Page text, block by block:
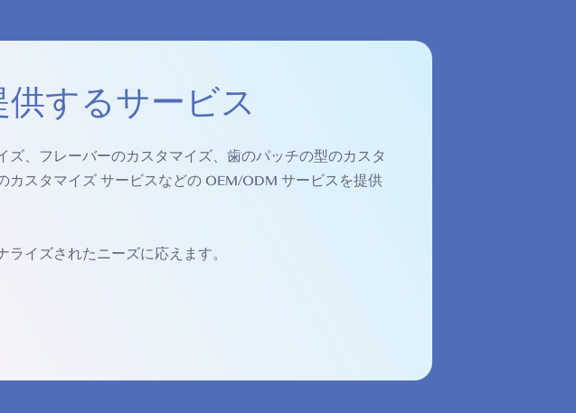
するサービス
ズ、フレーバーのカスタマイズ、歯のパッチの型のカスタ
カスタマイズ サービスなどの OEM/ODM サービスを提供
ライズされたニーズに応えます。